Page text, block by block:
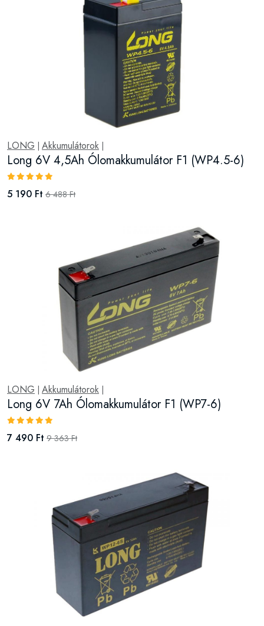
LONG Akkumulátorok
Long 6V 4,5Ah Ólomakkumulátor F1 (WP4.5-6)
5 190 Ft 6 488 Ft
LONG Akkumulátorok
Long 6V 7Ah Ólomakkumulátor F1 (WP7-6)
7 490 Ft 9 363 Ft